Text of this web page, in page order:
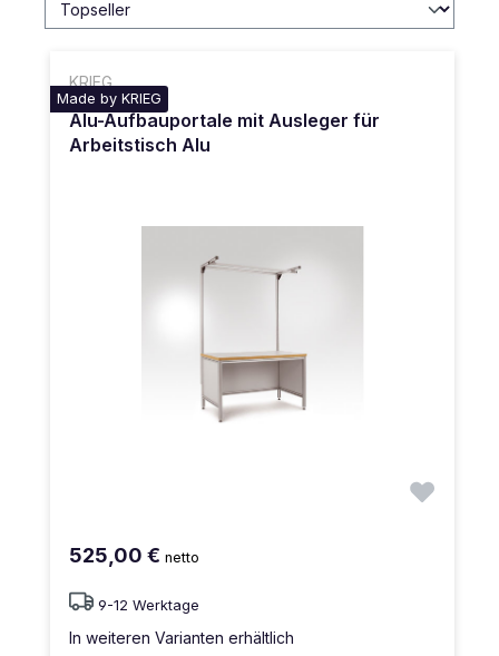
KRIEG
Made by KRIEG
Alu-Aufbauportale mit Ausleger für
Arbeitstisch Alu
525,00 € netto
9-12 Werktage
In weiteren Varianten erhältlich